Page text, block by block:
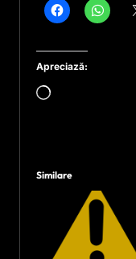
Apreciază:
Încarc...
Similare